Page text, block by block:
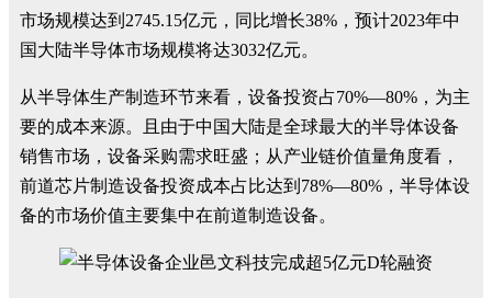
市场规模达到2745.15亿元，同比增长38%，预计2023年中
国大陆半导体市场规模将达3032亿元。
从半导体生产制造环节来看，设备投资占70%—80%，为主
要的成本来源。且由于中国大陆是全球最大的半导体设备
销售市场，设备采购需求旺盛；从产业链价值量角度看，
前道芯片制造设备投资成本占比达到78%—80%，半导体设
备的市场价值主要集中在前道制造设备。